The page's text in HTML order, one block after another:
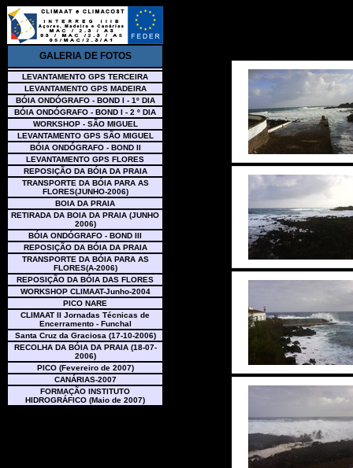
GALERIA DE FOTOS
LEVANTAMENTO GPS TERCEIRA
LEVANTAMENTO GPS MADEIRA
BÓIA ONDÓGRAFO - BOND I - 1º DIA
BÓIA ONDÓGRAFO - BOND I - 2 º DIA
WORKSHOP - SÃO MIGUEL
LEVANTAMENTO GPS SÃO MIGUEL
BÓIA ONDÓGRAFO - BOND II
LEVANTAMENTO GPS FLORES
REPOSIÇÃO DA BÓIA DA PRAIA
TRANSPORTE DA BÓIA PARA AS
FLORES(JUNHO-2006)
BOIA DA PRAIA
RETIRADA DA BOIA DA PRAIA (JUNHO
2006)
BÓIA ONDÓGRAFO - BOND III
REPOSIÇÃO DA BÓIA DA PRAIA
TRANSPORTE DA BÓIA PARA AS
FLORES(A-2006)
REPOSIÇÃO DA BÓIA DAS FLORES
WORKSHOP CLIMAAT-Junho-2004
PICO NARE
CLIMAAT II Jornadas Técnicas de
Encerramento - Funchal
Santa Cruz da Graciosa (17-10-2006)
RECOLHA DA BÓIA DA PRAIA (18-07-
2006)
PICO (Fevereiro de 2007)
CANÁRIAS-2007
FORMAÇÃO INSTITUTO
HIDROGRÁFICO (Maio de 2007)